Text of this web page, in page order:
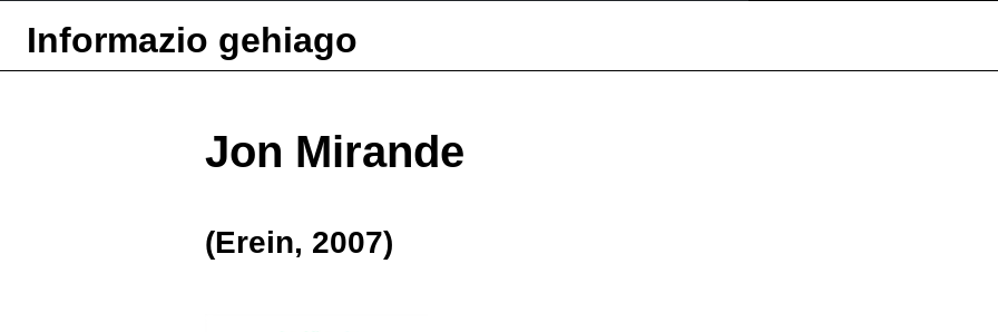
Informazio gehiago
Jon Mirande
(Erein, 2007)